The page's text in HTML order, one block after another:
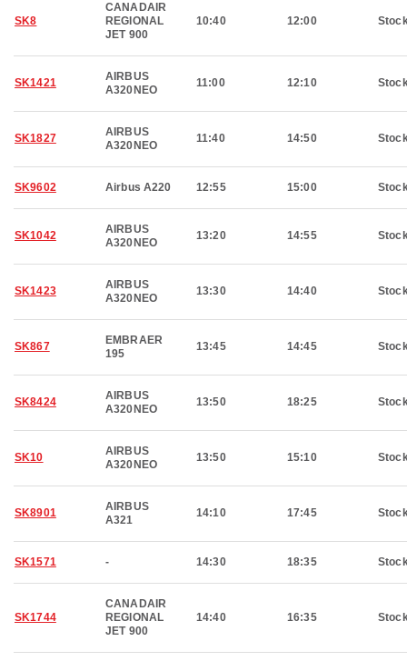
SK8
CANADAIR
REGIONAL
JET 900
10:40 12:00
SK1421
AIRBUS
A320NEO
11:00 12:10
SK1827
AIRBUS
A320NEO
11:40 14:50
SK9602 Airbus A220 12:55 15:00
SK1042
AIRBUS
A320NEO
13:20 14:55
SK1423
AIRBUS
A320NEO
13:30 14:40
SK867
EMBRAER
195
13:45 14:45
SK8424
AIRBUS
A320NEO
13:50 18:25
SK10
AIRBUS
A320NEO
13:50 15:10
SK8901
AIRBUS
A321
14:10 17:45
SK1571 - 14:30 18:35
SK1744
CANADAIR
REGIONAL
JET 900
14:40 16:35